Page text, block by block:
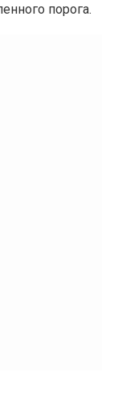
порога.